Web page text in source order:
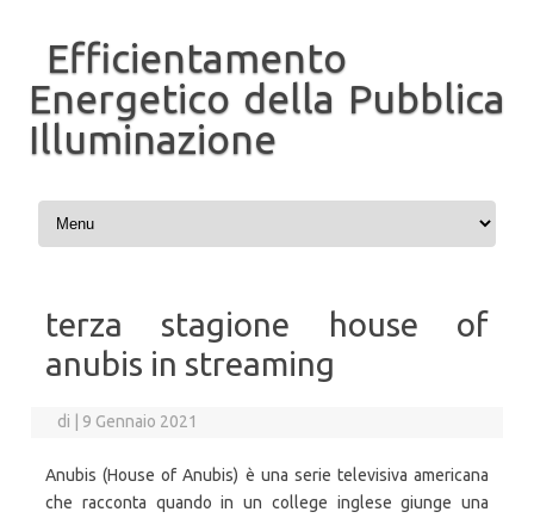
Efficientamento
Energetico della Pubblica
Illuminazione
Vai al contenuto
terza stagione house of
anubis in streaming
di 9 Gennaio 2021
Anubis (House of Anubis) è una serie televisiva americana
che racconta quando in un college inglese giunge una